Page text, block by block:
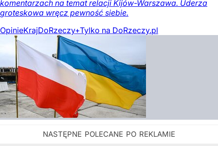
komentarzach na temat relacji Kijów-Warszawa. Uderza
groteskowa wręcz pewność siebie.
OpinieKrajDoRzeczy+Tylko na DoRzeczy.pl